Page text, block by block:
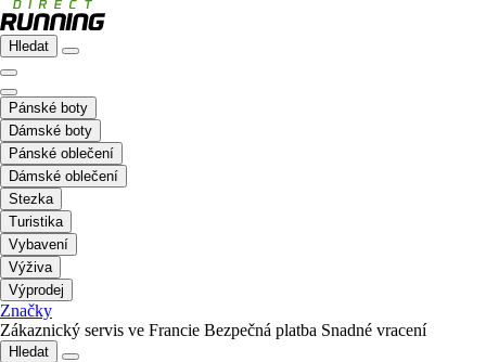
Hledat
Pánské boty
Dámské boty
Pánské oblečení
Dámské oblečení
Stezka
Turistika
Vybavení
Výživa
Výprodej
Značky
Zákaznický servis ve Francie Bezpečná platba Snadné vracení
Hledat